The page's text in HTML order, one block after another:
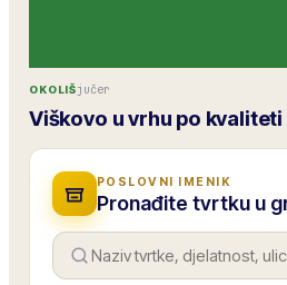
OKOLIŠjučer
Viškovo u vrhu po
POSLOVNI IMENIK
Pronađite tvrtku u